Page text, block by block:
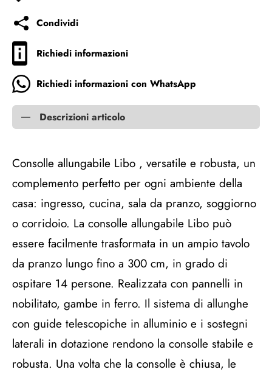
Condividi
Richiedi informazioni
Richiedi informazioni con WhatsApp
Descrizioni articolo
Consolle allungabile Libo , versatile e robusta, un
complemento perfetto per ogni ambiente della
casa: ingresso, cucina, sala da pranzo, soggiorno
o corridoio. La consolle allungabile Libo può
essere facilmente trasformata in un ampio tavolo
da pranzo lungo fino a 300 cm, in grado di
ospitare 14 persone. Realizzata con pannelli in
nobilitato, gambe in ferro. Il sistema di allunghe
con guide telescopiche in alluminio e i sostegni
laterali in dotazione rendono la consolle stabile e
robusta. Una volta che la consolle è chiusa, le